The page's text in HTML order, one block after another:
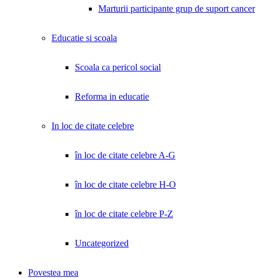
Marturii participante grup de suport cancer
Educatie si scoala
Scoala ca pericol social
Reforma in educatie
In loc de citate celebre
în loc de citate celebre A-G
în loc de citate celebre H-O
în loc de citate celebre P-Z
Uncategorized
Povestea mea